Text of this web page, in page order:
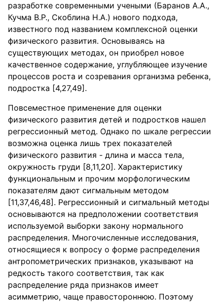
разработке современными учеными (Баранов А.А.,
Кучма В.Р., Скоблина Н.А.) нового подхода,
известного под названием комплексной оценки
физического развития. Основываясь на
существующих методах, он приобрел новое
качественное содержание, углубляющее изучение
процессов роста и созревания организма ребенка,
подростка [4,27,49].
Повсеместное применение для оценки
физического развития детей и подростков нашел
регрессионный метод. Однако по шкале регрессии
возможна оценка лишь трех показателей
физического развития - длина и масса тела,
окружность груди [8,11,20]. Характеристику
функциональным и прочим морфологическим
показателям дают сигмальным методом
[11,37,46,48]. Регрессионный и сигмальный методы
основываются на предположении соответствия
используемой выборки закону нормального
распределения. Многочисленные исследования,
относящиеся к вопросу о форме распределения
антропометрических признаков, указывают на
редкость такого соответствия, так как
распределение ряда признаков имеет
асимметрию, чаще правостороннюю. Поэтому